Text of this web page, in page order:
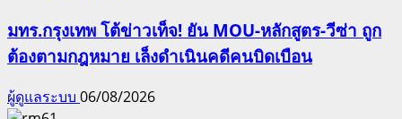
มทร.กรุงเทพ โต้ข่าวเท็จ! ยัน MOU-หลักสูตร-วีซ่า ถูก
ต้องตามกฎหมาย เล็งดำเนินคดีคนบิดเบือน
ผู้ดูแลระบบ 06/08/2026